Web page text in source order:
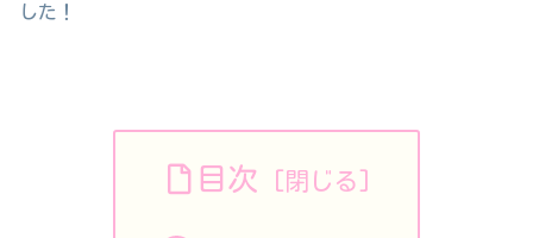
した！
目次